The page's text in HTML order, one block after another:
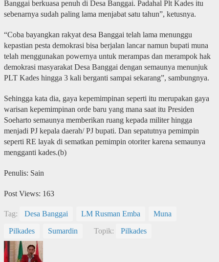
Banggai berkuasa penuh di Desa Banggai. Padahal Plt Kades itu
sebenarnya sudah paling lama menjabat satu tahun”, ketusnya.
“Coba bayangkan rakyat desa Banggai telah lama menunggu
kepastian pesta demokrasi bisa berjalan lancar namun bupati muna
telah menggunakan powernya untuk merampas dan merampok hak
demokrasi masyarakat Desa Banggai dengan semaunya menunjuk
PLT Kades hingga 3 kali berganti sampai sekarang”, sambungnya.
Sehingga kata dia, gaya kepemimpinan seperti itu merupakan gaya
warisan kepemimpinan orde baru yang mana saat itu Presiden
Soeharto semaunya memberikan ruang kepada militer hingga
menjadi PJ kepala daerah/ PJ bupati. Dan sepatutnya pemimpin
seperti RE layak di sematkan pemimpin otoriter karena semaunya
mengganti kades.(b)
Penulis: Sain
Post Views: 163
Tag: Desa Banggai LM Rusman Emba Muna
Pilkades Sumardin Topik: Pilkades